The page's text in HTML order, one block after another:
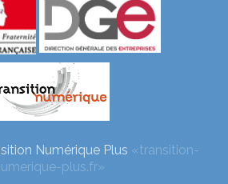
Numérique Plus «transition-
plus.fr»